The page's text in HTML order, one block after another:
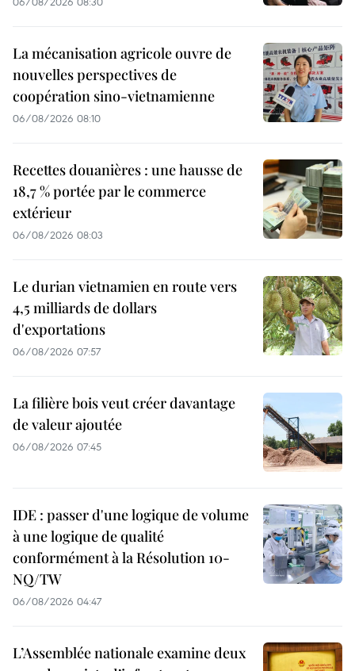
La mécanisation agricole ouvre de
nouvelles perspectives de
coopération sino-vietnamienne
06/08/2026 08:10
Recettes douanières : une hausse de
18,7 % portée par le commerce
extérieur
06/08/2026 08:03
Le durian vietnamien en route vers
4,5 milliards de dollars
d'exportations
06/08/2026 07:57
La filière bois veut créer davantage
de valeur ajoutée
06/08/2026 07:45
IDE : passer d'une logique de volume
à une logique de qualité
conformément à la Résolution 10-
NQ/TW
06/08/2026 04:47
L’Assemblée nationale examine deux